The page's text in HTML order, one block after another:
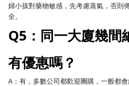
婦小孩對藥物敏感，先考慮蒸氣，否則
全。
Q5：同一大廈幾間
有優惠嗎？
A：有，多數公司都歡迎團購，一般都